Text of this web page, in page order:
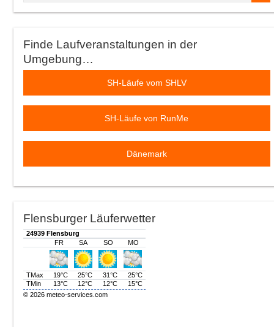
Finde Laufveranstaltungen in der
Umgebung…
SH-Läufe vom SHLV
SH-Läufe von RunMe
Dänemark
Flensburger Läuferwetter